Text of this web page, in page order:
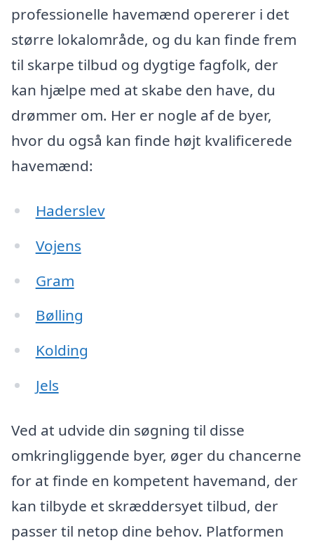
professionelle havemænd opererer i det
større lokalområde, og du kan finde frem
til skarpe tilbud og dygtige fagfolk, der
kan hjælpe med at skabe den have, du
drømmer om. Her er nogle af de byer,
hvor du også kan finde højt kvalificerede
havemænd:
Haderslev
Vojens
Gram
Bølling
Kolding
Jels
Ved at udvide din søgning til disse
omkringliggende byer, øger du chancerne
for at finde en kompetent havemand, der
kan tilbyde et skræddersyet tilbud, der
passer til netop dine behov. Platformen